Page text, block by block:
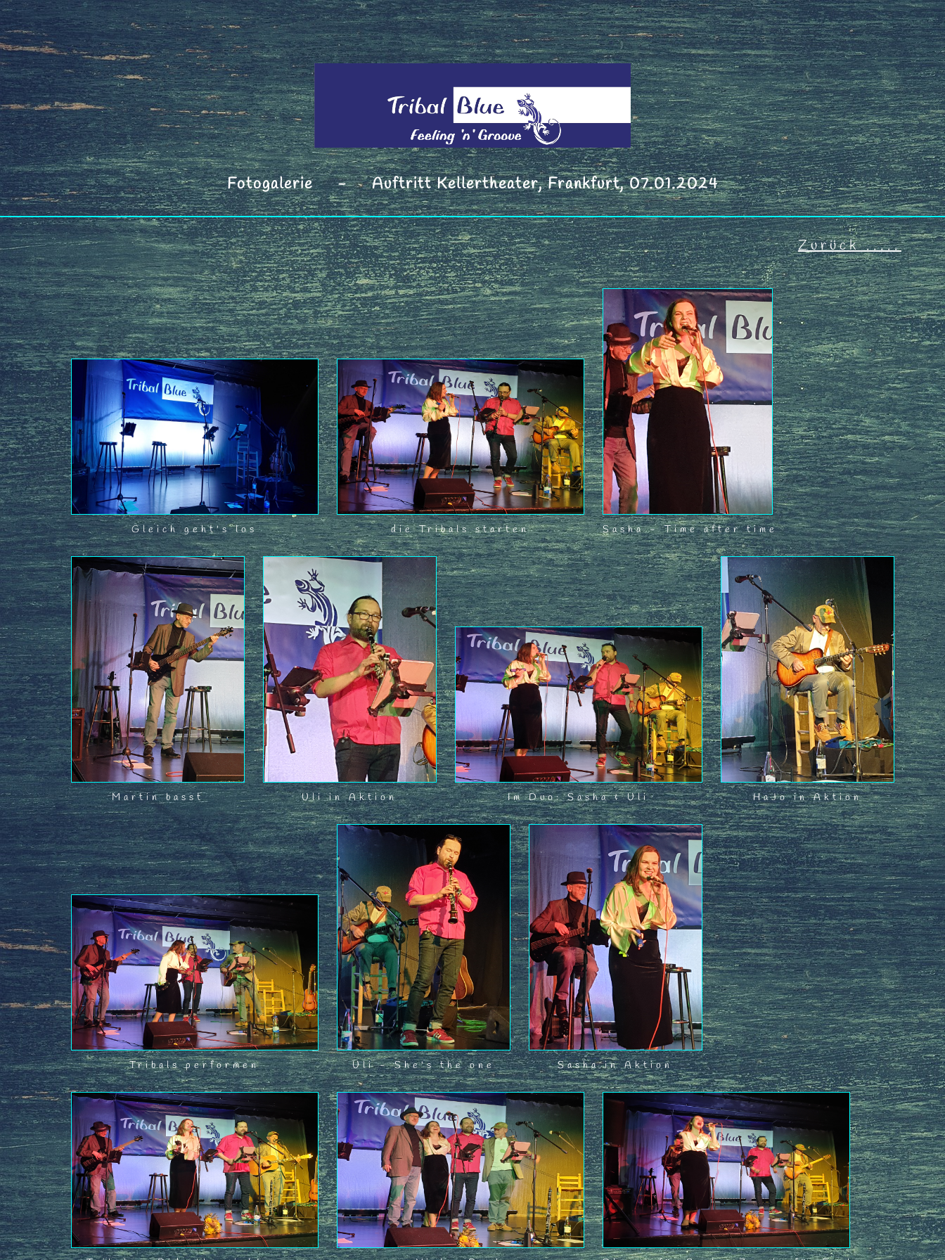
Fotogalerie - Auftritt Kellertheater, Frankfurt, 07.01.2024
Zurück .....
Gleich geht's los die Tribals starten Sasha - Time after time
Martin basst Uli in Aktion Im Duo: Sasha & Uli HaJo in Aktion
Tribals performen Uli - She's the one Sasha in Aktion